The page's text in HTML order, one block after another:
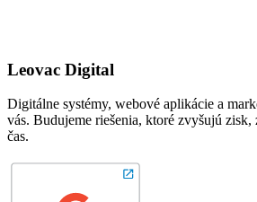
Leovac Digital
Digitálne systémy, webové aplikácie a
vás. Budujeme riešenia, ktoré zvyšujú zisk,
čas.